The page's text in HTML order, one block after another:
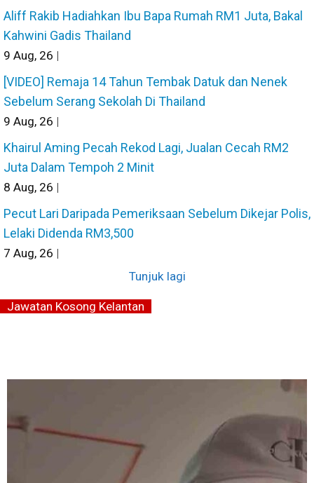
Aliff Rakib Hadiahkan Ibu Bapa Rumah RM1 Juta, Bakal
Kahwini Gadis Thailand
9 Aug, 26 |
[VIDEO] Remaja 14 Tahun Tembak Datuk dan Nenek
Sebelum Serang Sekolah Di Thailand
9 Aug, 26 |
Khairul Aming Pecah Rekod Lagi, Jualan Cecah RM2
Juta Dalam Tempoh 2 Minit
8 Aug, 26 |
Pecut Lari Daripada Pemeriksaan Sebelum Dikejar Polis,
Lelaki Didenda RM3,500
7 Aug, 26 |
Tunjuk lagi
Jawatan Kosong Kelantan